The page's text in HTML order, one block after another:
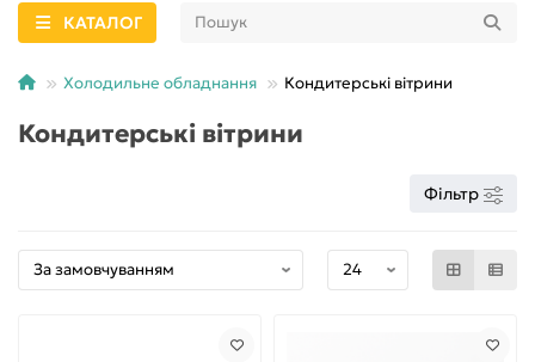
КАТАЛОГ
Холодильне обладнання Кондитерські вітрини
Кондитерські вітрини
Фільтр